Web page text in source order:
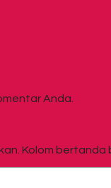
Anda.
Kolom bertanda